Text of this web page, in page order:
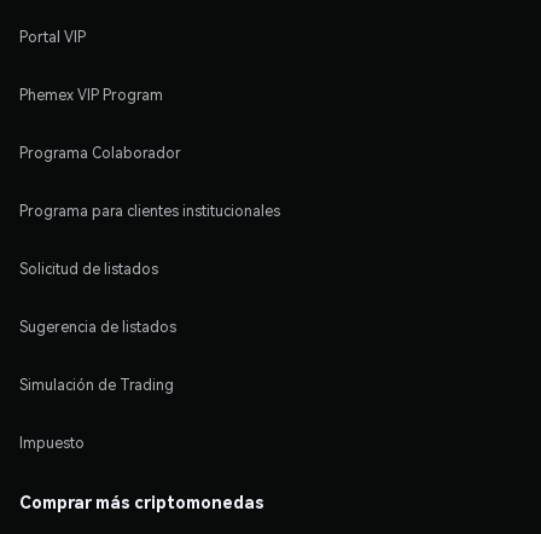
Portal VIP
Phemex VIP Program
Programa Colaborador
Programa para clientes institucionales
Solicitud de listados
Sugerencia de listados
Simulación de Trading
Impuesto
Comprar más criptomonedas